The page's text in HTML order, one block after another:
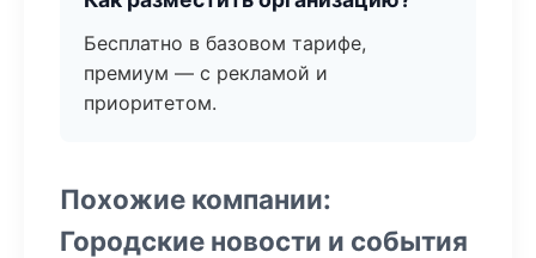
Бесплатно в базовом тарифе,
премиум — с рекламой и
приоритетом.
Похожие компании:
Городские новости и события